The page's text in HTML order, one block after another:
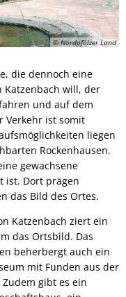
© Nordpfälzer Land
die dennoch eine
Katzenbach will, der
und auf dem
Verkehr ist somit
liegen
Rockenhausen.
gewachsene
ist. Dort prägen
das Bild des Ortes.
Katzenbach ziert ein
das Ortsbild. Das
beherbergt auch ein
mit Funden aus der
Zudem gibt es ein